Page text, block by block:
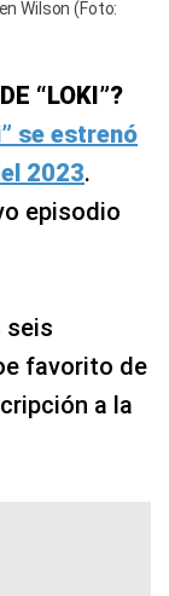
Wilson (Foto:
“LOKI”?
se estrenó
2023.
episodio
seis
favorito de
a la